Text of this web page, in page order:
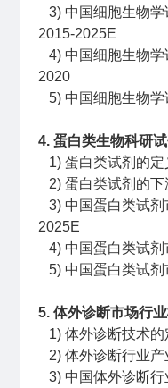
3) 中国细胞生物学
2015-2025E
4) 中国细胞生物学
2020
5) 中国细胞生物学
4. 蛋白类生物科研
1) 蛋白类试剂的定
2) 蛋白类试剂的下
3) 中国蛋白类试剂
2025E
4) 中国蛋白类试剂
5) 中国蛋白类试剂
5. 体外诊断市场行
1) 体外诊断技术的
2) 体外诊断行业产
3) 中国体外诊断行